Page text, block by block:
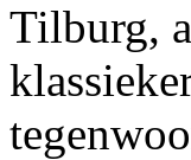
Tilburg,